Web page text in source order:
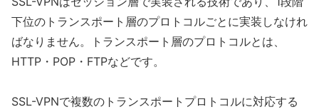
下位のトランスポート層のプロトコルごとに実装しなけれ
ばなりません。トランスポート層のプロトコルとは、
HTTP・POP・FTPなどです。
SSL-VPNで複数のトランスポートプロトコルに対応する